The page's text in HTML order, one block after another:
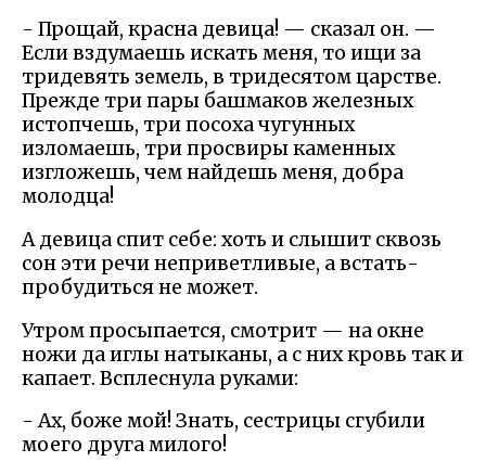
- Прощай, красна девица! — сказал он. —
Если вздумаешь искать меня, то ищи за
тридевять земель, в тридесятом царстве.
Прежде три пары башмаков железных
истопчешь, три посоха чугунных
изломаешь, три просвиры каменных
изгложешь, чем найдешь меня, добра
молодца!
А девица спит себе: хоть и слышит сквозь
сон эти речи неприветливые, а встать-
пробудиться не может.
Утром просыпается, смотрит — на окне
ножи да иглы натыканы, а с них кровь так и
капает. Всплеснула руками:
- Ах, боже мой! Знать, сестрицы сгубили
моего друга милого!